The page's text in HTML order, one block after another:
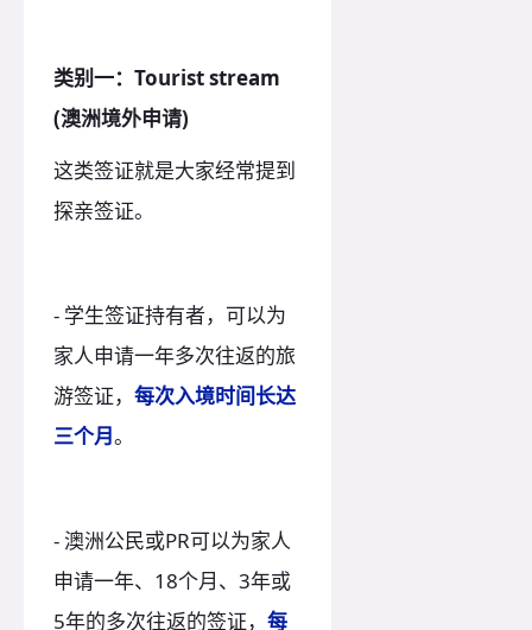
类别一：Tourist stream
(澳洲境外申请)
这类签证就是大家经常提到
探亲签证。
- 学生签证持有者，可以为
家人申请一年多次往返的旅
游签证， 每次入境时间长达
三个月。
- 澳洲公民或PR可以为家人
申请一年、18个月、3年或
5年的多次往返的签证， 每